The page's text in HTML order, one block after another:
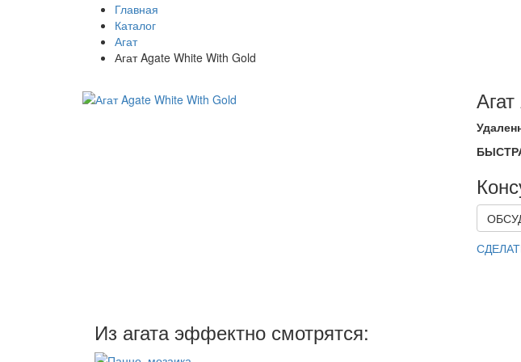
Главная
Каталог
Агат
Агат Agate White With Gold
Из агата эффектно смотрятся: